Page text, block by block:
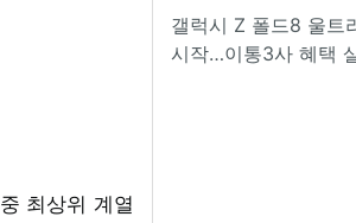
최상위 계열
갤럭시 Z 폴드8 울트
시작…이통3사 혜택